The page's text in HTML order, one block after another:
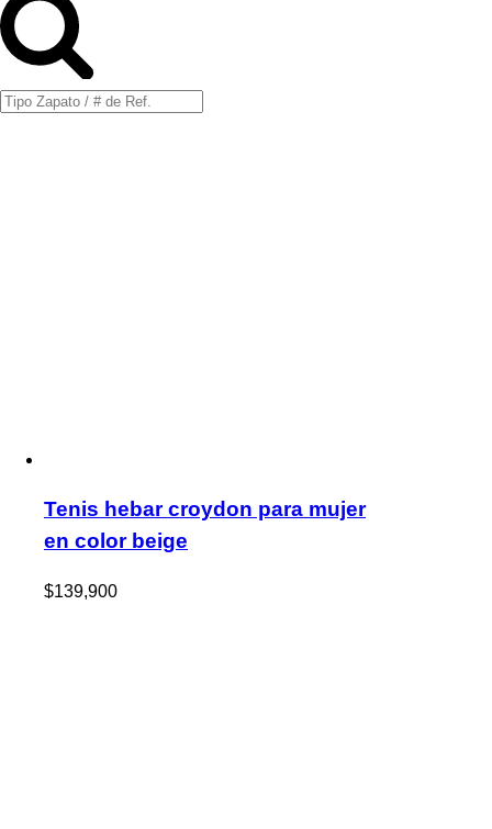
Búsqueda
Tenis hebar croydon para mujer
en color beige
$139,900